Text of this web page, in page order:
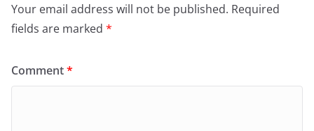
Your email address will not be published. Required
fields are marked *
Comment*